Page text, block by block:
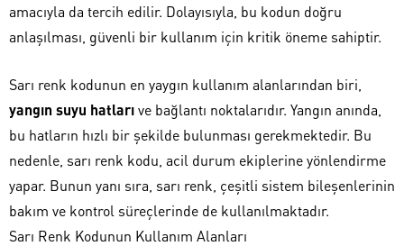
amacıyla da tercih edilir. Dolayısıyla, bu kodun doğru
anlaşılması, güvenli bir kullanım için kritik öneme sahiptir.
Sarı renk kodunun en yaygın kullanım alanlarından biri,
yangın suyu hatlarıve bağlantı noktalarıdır. Yangın anında,
bu hatların hızlı bir şekilde bulunması gerekmektedir. Bu
nedenle, sarı renk kodu, acil durum ekiplerine yönlendirme
yapar. Bunun yanı sıra, sarı renk, çeşitli sistem bileşenlerinin
bakım ve kontrol süreçlerinde de kullanılmaktadır.
Sarı Renk Kodunun Kullanım Alanları